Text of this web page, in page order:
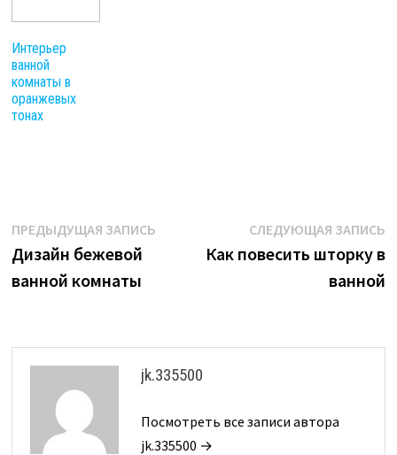
Интерьер
ванной
комнаты в
оранжевых
тонах
Навигация
по
ПРЕДЫДУЩАЯ ЗАПИСЬПредыдущая
Дизайн бежевой
ванной комнаты
СЛЕДУЮЩАЯ ЗАПИСЬ
Как повесить шторку в
ванной
jk.335500
Посмотреть все записи автора
jk.335500 →